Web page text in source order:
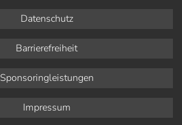
Datenschutz
Barrierefreiheit
Sponsoringleistungen
Impressum